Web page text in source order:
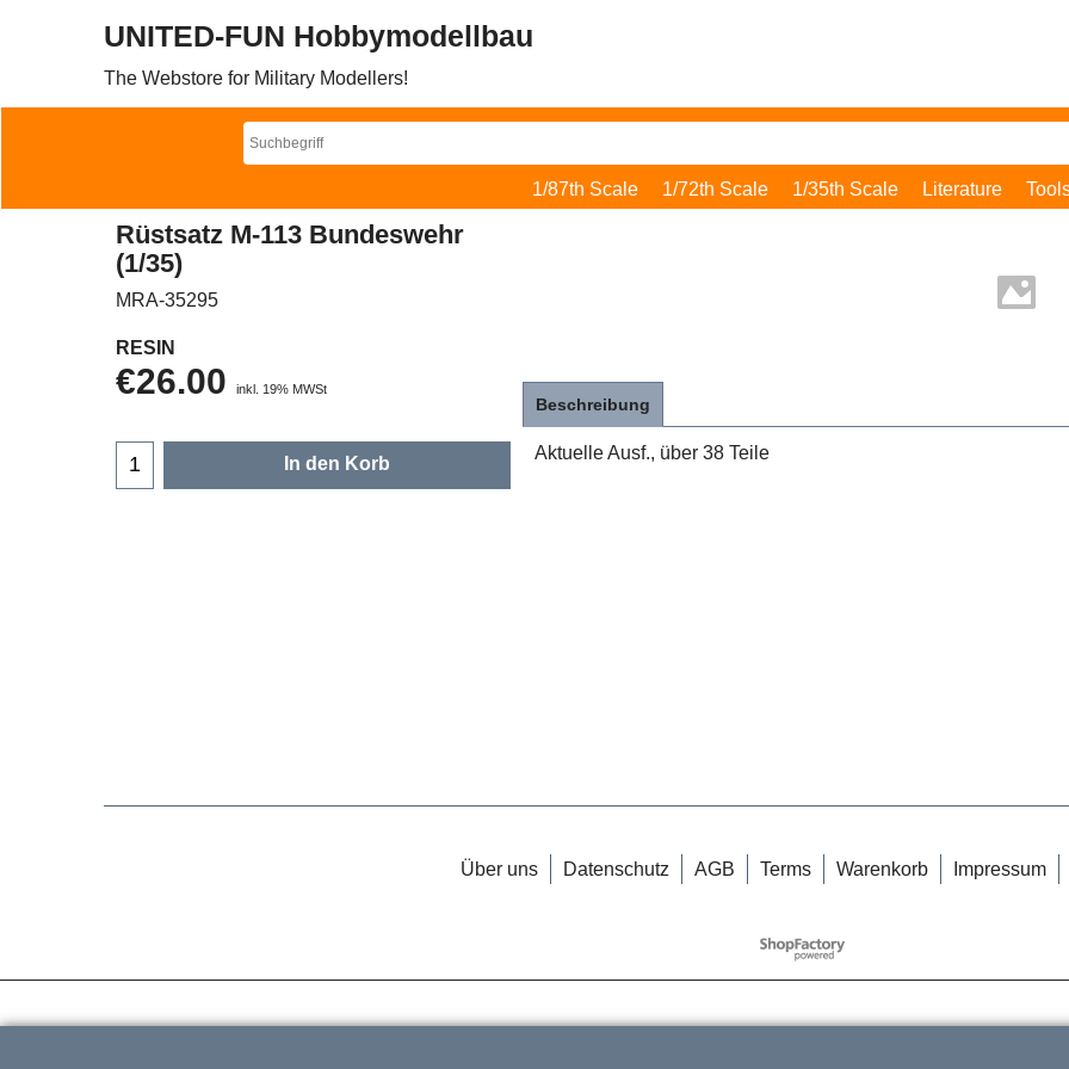
UNITED-FUN Hobbymodellbau
The Webstore for Military Modellers!
1/87th Scale 1/72th Scale 1/35th Scale Literature
Rüstsatz M-113 Bundeswehr
(1/35)
MRA-35295
RESIN
€26.00 inkl. 19% MWSt
In den Korb
Beschreibung
Aktuelle Ausf., über 38 Teile
Über uns Datenschutz AGB Terms Warenkorb Impressum
WebShop erstellt mit
ShopFactory Shop